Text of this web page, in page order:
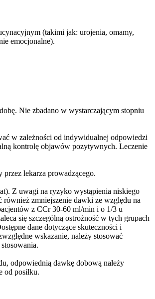
(takimi jak: urojenia, omamy,
emocjonalne).
Nie zbadano w wystarczającym stopniu
w zależności od indywidualnej odpowiedzi
kontrolę objawów pozytywnych. Leczenie
przez lekarza prowadzącego.
Z uwagi na ryzyko wystąpienia niskiego
również zmniejszenie dawki ze względu na
z CCr 30-60 ml/min i o 1/3 u
się szczególną ostrożność w tych grupach
dane dotyczące skuteczności i
wskazanie, należy stosować
odpowiednią dawkę dobową należy
od posiłku.